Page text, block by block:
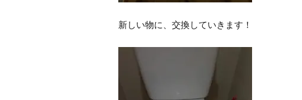
新しい物に、交換していきます！